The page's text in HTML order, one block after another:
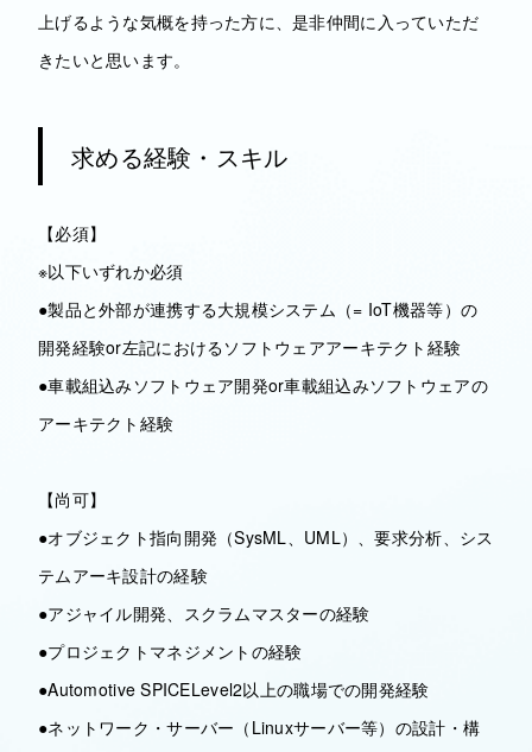
上げるような気概を持った方に、是非仲間に入っていただ
きたいと思います。
求める経験・スキル
【必須】
※以下いずれか必須
●製品と外部が連携する大規模システム（= IoT機器等）の
開発経験or左記におけるソフトウェアアーキテクト経験
●車載組込みソフトウェア開発or車載組込みソフトウェアの
アーキテクト経験
【尚可】
●オブジェクト指向開発（SysML、UML）、要求分析、シス
テムアーキ設計の経験
●アジャイル開発、スクラムマスターの経験
●プロジェクトマネジメントの経験
●Automotive SPICELevel2以上の職場での開発経験
●ネットワーク・サーバー（Linuxサーバー等）の設計・構